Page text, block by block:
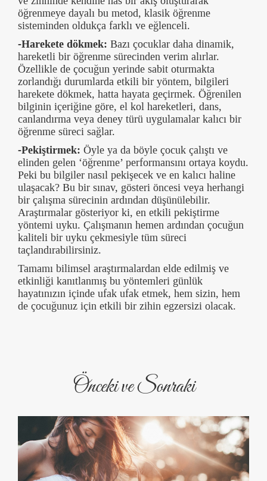
öğrenmeye dayalı bu metod, klasik öğrenme
sisteminden oldukça farklı ve eğlenceli.
-Harekete dökmek: Bazı çocuklar daha dinamik,
hareketli bir öğrenme sürecinden verim alırlar.
Özellikle de çocuğun yerinde sabit oturmakta
zorlandığı durumlarda etkili bir yöntem, bilgileri
harekete dökmek, hatta hayata geçirmek. Öğrenilen
bilginin içeriğine göre, el kol hareketleri, dans,
canlandırma veya deney türü uygulamalar kalıcı bir
öğrenme süreci sağlar.
-Pekiştirmek: Öyle ya da böyle çocuk çalıştı ve
elinden gelen ‘öğrenme’ performansını ortaya koydu.
Peki bu bilgiler nasıl pekişecek ve en kalıcı haline
ulaşacak? Bu bir sınav, gösteri öncesi veya herhangi
bir çalışma sürecinin ardından düşünülebilir.
Araştırmalar gösteriyor ki, en etkili pekiştirme
yöntemi uyku. Çalışmanın hemen ardından çocuğun
kaliteli bir uyku çekmesiyle tüm süreci
taçlandırabilirsiniz.
Tamamı bilimsel araştırmalardan elde edilmiş ve
etkinliği kanıtlanmış bu yöntemleri günlük
hayatınızın içinde ufak ufak etmek, hem sizin, hem
de çocuğunuz için etkili bir zihin egzersizi olacak.
Önceki ve Sonraki